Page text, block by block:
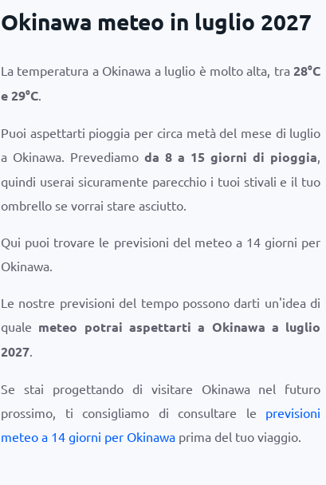
Okinawa meteo in luglio 2027
La temperatura a Okinawa a luglio è molto alta, tra28°C
e29°C.
Puoi aspettarti pioggia per circa metà del mese di luglio
a Okinawa. Prevediamoda 8 a 15 giorni di pioggia,
quindi userai sicuramente parecchio i tuoi stivali e il tuo
ombrello se vorrai stare asciutto.
Qui puoi trovare le previsioni del meteo a 14 giorni per
Okinawa.
Le nostre previsioni del tempo possono darti un'idea di
quale meteo potrai aspettarti a Okinawa a luglio
2027.
Se stai progettando di visitare Okinawa nel futuro
prossimo, ti consigliamo di consultare le previsioni
meteo a 14 giorni per Okinawa prima del tuo viaggio.